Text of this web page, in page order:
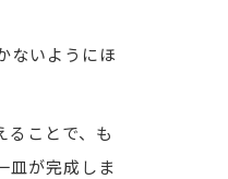
ないようにほ
ることで、も
皿が完成しま